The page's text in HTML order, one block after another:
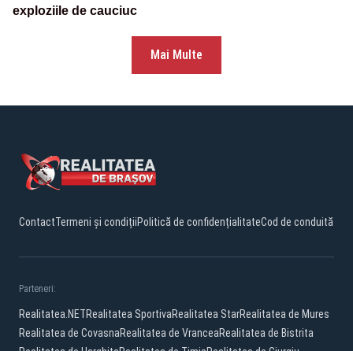
exploziile de cauciuc
Mai Multe
ContactTermeni și condițiiPolitică de confidențialitateCod de conduită
Parteneri:
Realitatea.NETRealitatea SportivaRealitatea StarRealitatea de Mures
Realitatea de CovasnaRealitatea de VranceaRealitatea de Bistrita